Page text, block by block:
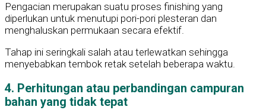
Pengacian merupakan suatu proses finishing yang
diperlukan untuk menutupi pori-pori plesteran dan
menghaluskan permukaan secara efektif.
Tahap ini seringkali salah atau terlewatkan sehingga
menyebabkan tembok retak setelah beberapa waktu.
4. Perhitungan atau perbandingan campuran
bahan yang tidak tepat